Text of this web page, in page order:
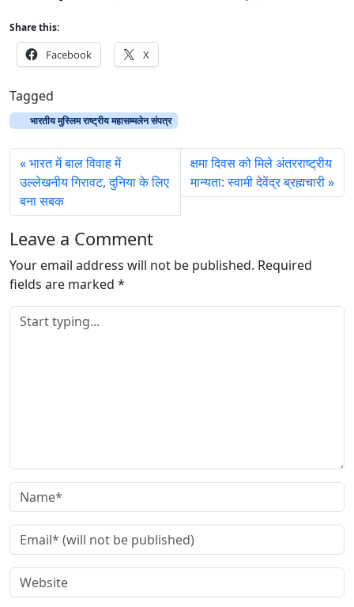
Share this:
Facebook X
Tagged
भारतीय मुस्लिम राष्ट्रीय महासम्मलेन संपत्र
भारत में बाल विवाह में
उल्लेखनीय गिरावट, दुनिया के लिए
बना सबक
क्षमा दिवस को मिले अंतरराष्ट्रीय
मान्यता: स्वामी देवेंद्र ब्रह्मचारी
Leave a Comment
Your email address will not be published. Required
fields are marked *